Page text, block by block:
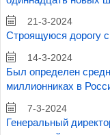
21-3-2024
Строящуюся дорогу
14-3-2024
Был определен
миллионниках в
7-3-2024
Генеральный